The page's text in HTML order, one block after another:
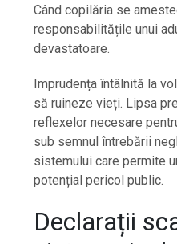
Când copilăria se
responsabilitățile unui
devastatoare.
Imprudența întâlnită la
să ruineze vieți. Lipsa
reflexelor necesare
sub semnul întrebării
sistemului care permite
potențial pericol public.
Declarații